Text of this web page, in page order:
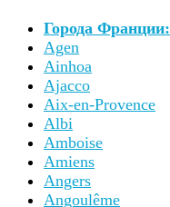
Города Франции:
Agen
Ainhoa
Ajacco
Aix-en-Provence
Albi
Amboise
Amiens
Angers
Angoulême